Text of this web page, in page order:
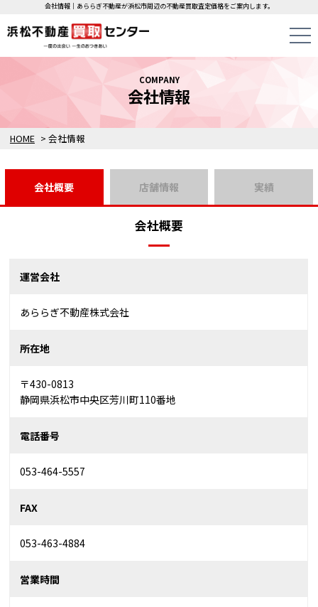
会社情報｜あららぎ不動産が浜松市周辺の不動産買取査定価格をご案内します。
HOME > 会社情報
COMPANY
会社情報
会社概要 店舗情報 実績
会社概要
運営会社
あららぎ不動産株式会社
所在地
〒430-0813
静岡県浜松市中央区芳川町110番地
電話番号
053-464-5557
FAX
053-463-4884
営業時間